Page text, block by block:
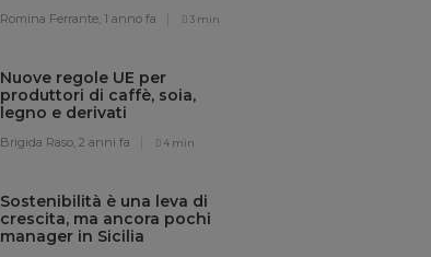
Romina Ferrante, 1 anno fa 3 min
Nuove regole UE per
produttori di caffè, soia,
legno e derivati
Brigida Raso, 2 anni fa 4 min
Sostenibilità è una leva di
crescita, ma ancora pochi
manager in Sicilia